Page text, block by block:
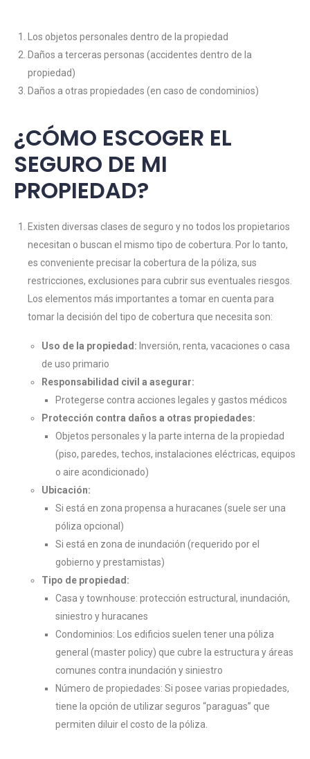
Los objetos personales dentro de la propiedad
Daños a terceras personas (accidentes dentro de la
propiedad)
Daños a otras propiedades (en caso de condominios)
¿CÓMO ESCOGER EL
SEGURO DE MI
PROPIEDAD?
Existen diversas clases de seguro y no todos los propietarios
necesitan o buscan el mismo tipo de cobertura. Por lo tanto,
es conveniente precisar la cobertura de la póliza, sus
restricciones, exclusiones para cubrir sus eventuales riesgos.
Los elementos más importantes a tomar en cuenta para
tomar la decisión del tipo de cobertura que necesita son:
Uso de la propiedad: Inversión, renta, vacaciones o casa
de uso primario
Responsabilidad civil a asegurar:
Protegerse contra acciones legales y gastos médicos
Protección contra daños a otras propiedades:
Objetos personales y la parte interna de la propiedad
(piso, paredes, techos, instalaciones eléctricas, equipos
o aire acondicionado)
Ubicación:
Si está en zona propensa a huracanes (suele ser una
póliza opcional)
Si está en zona de inundación (requerido por el
gobierno y prestamistas)
Tipo de propiedad:
Casa y townhouse: protección estructural, inundación,
siniestro y huracanes
Condominios: Los edificios suelen tener una póliza
general (master policy) que cubre la estructura y áreas
comunes contra inundación y siniestro
Número de propiedades: Si posee varias propiedades,
tiene la opción de utilizar seguros “paraguas” que
permiten diluir el costo de la póliza.